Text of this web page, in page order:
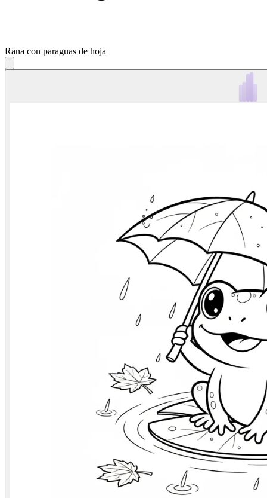
Rana con paraguas de hoja